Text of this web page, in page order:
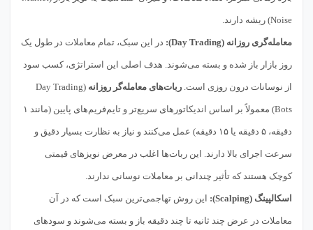
Noise) ریشه دارند.
معامله‌گری روزانه (Day Trading): در این سبک، تمام معاملات در طول یک
روز بازار باز شده و بسته می‌شوند. هدف اصلی این استراتژی، کسب سود
از نوسانات درون روزی است. ربات‌های معامله‌گر روزانه (Day Trading
Bots) معمولاً بر اساس اندیکاتورهای سریع‌تر و تایم‌فریم‌های پایین (مانند ۱
دقیقه، ۵ دقیقه یا ۱۵ دقیقه) عمل می‌کنند و نیاز به نظارت بسیار دقیق و
سرعت اجرای بالا دارند. این ربات‌ها اغلب در معرض نویزهای قیمتی
کوچک هستند که تأثیر چندانی بر معاملات نوسانی ندارند.
اسکالپینگ (Scalping): این روش تهاجمی‌ترین سبک است که در آن
معاملات در عرض چند ثانیه تا چند دقیقه باز و بسته می‌شوند و سودهای